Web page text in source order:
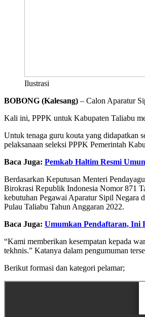
Ilustrasi
BOBONG (Kalesang) – Calon Aparatur
Kali ini, PPPK untuk Kabupaten Taliabu
Untuk tenaga guru kouta yang didapatkan
pelaksanaan seleksi PPPK Pemerintah
Baca Juga: Pemkab Haltim Resmi
Berdasarkan Keputusan Menteri
Birokrasi Republik Indonesia Nomor 871
kebutuhan Pegawai Aparatur Sipil Negara
Pulau Taliabu Tahun Anggaran 2022.
Baca Juga: Umumkan Pendaftaran, Ini
“Kami memberikan kesempatan kepada
tekhnis.” Katanya dalam pengumuman
Berikut formasi dan kategori pelamar;